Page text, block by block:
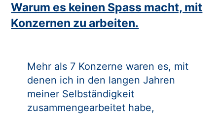
Warum es keinen Spass macht, mit
Konzernen zu arbeiten.
Mehr als 7 Konzerne waren es, mit
denen ich in den langen Jahren
meiner Selbständigkeit
zusammengearbeitet habe,